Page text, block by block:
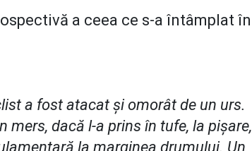
a ceea ce s-a întâmplat în
a fost atacat și omorât de un urs.
dacă l-a prins în tufe, la pișare,
la marginea drumului. Un